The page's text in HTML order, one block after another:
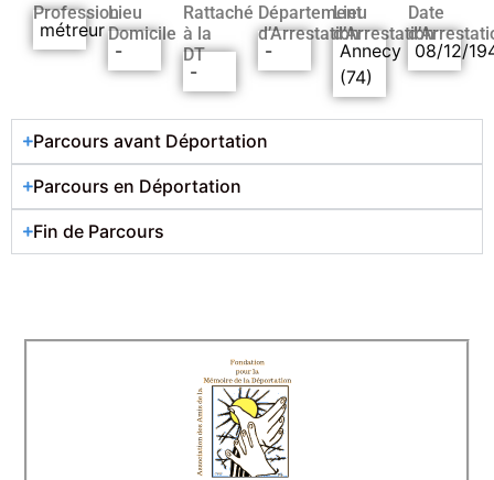
Profession
métreur
Lieu
Domicile
-
Rattaché
à la
DT
-
Département
d’Arrestation
-
Lieu
d’Arrestation
Annecy
(74)
Date
08/12/
Parcours avant Déportation
Parcours en Déportation
Fin de Parcours